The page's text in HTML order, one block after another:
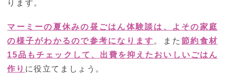
ります。
マーミーの夏休みの昼ごはん体験談は、よその家庭
の様子がわかるので参考になります。また節約食材
15品もチェックして、出費を抑えたおいしいごはん
作り に役立てましょう。